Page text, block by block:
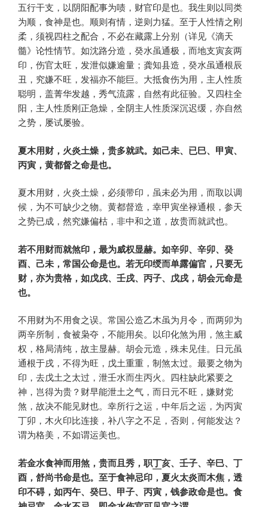
五行干支，以阴阳配事为啧，财官印是也。我生则以同类
为顺，食神是也。顺则有情，逆则力猛。至于人性情之刚
柔，须视四柱之配合，不必在藏露上分别（详见《滴天
髓》论性情节。如沈路分造，癸水虽通极，而地支寅亥两
印，伤官太旺，发泄似嫌逾量；龚知县造，癸水虽通根辰
丑，究嫌不旺，发福亦不能巨。大抵食伤为用，主人性质
聪明，盖菁华发越，秀气流露，自然有此征验。又四柱全
阳，主人性质刚正急燥，全阴主人性质深沉迟缓，亦自然
之势，屡试屡验。
夏木用财，火炎土燥，贵多就武。如己未、已巳、甲寅、
丙寅，黄都督之命是也。
夏木用财，火炎土燥，必须带印，虽未必为用，而取以调
候，为不可缺少之物。黄都督造，幸甲寅坐禄通根，参天
之势已成，然究嫌偏枯，非中和之道，故贵而就武也。
若不用财而就煞印，最为威权显赫。如辛卯、辛卯、癸
酉、己未，常国公命是也。若无印绶而单露偏官，只要无
财，亦为贵格，如戊戌、壬戌、丙子、戊戌，胡会元命是
也。
不用财为不用食之误。常国公造乙木虽为月令，而两卯为
两辛所制，食被枭夺，不能用矣。以印化煞为用，煞主威
权，格局清纯，故主显赫。胡会元造，殊未见佳。日元虽
通根于戌，不得为旺，戊土重重，制煞太过。最要之物为
印，去戊土之太过，泄壬水而生丙火。四柱缺此紧要之
神，岂得为贵？财早能泄土之气，而日元不旺，嫌财党
煞，故决不能见财也。幸所行之运，中年后之运，为丙寅
丁卯，木火印比连接，补八字之不足，否则，何能发达？
谓为格美，不如谓运美也。
若金水食神而用煞，贵而且秀，职丁亥、壬子、辛巳、丁
酉，舒尚书命是也。至于食神忌印，夏火太炎而木焦，透
印不碍，如丙午、癸巳、甲子、丙寅，钱参政命是也。食